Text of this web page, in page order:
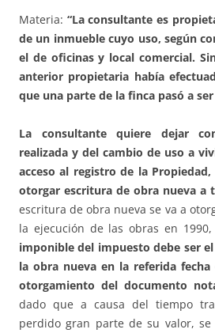
Materia: “La consultante es
de un inmueble cuyo uso, según
el de oficinas y local comercial.
anterior propietaria había
que una parte de la finca pasó a
La consultante quiere dejar
realizada y del cambio de uso a
acceso al registro de la
otorgar escritura de obra nueva a
escritura de obra nueva se va a
la ejecución de las obras en 1990,
imponible del impuesto debe ser
la obra nueva en la referida
otorgamiento del documento
dado que a causa del tiempo
perdido gran parte de su valor,